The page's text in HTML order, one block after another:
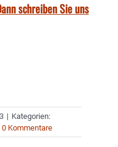
schreiben Sie uns
| Kategorien:
0 Kommentare